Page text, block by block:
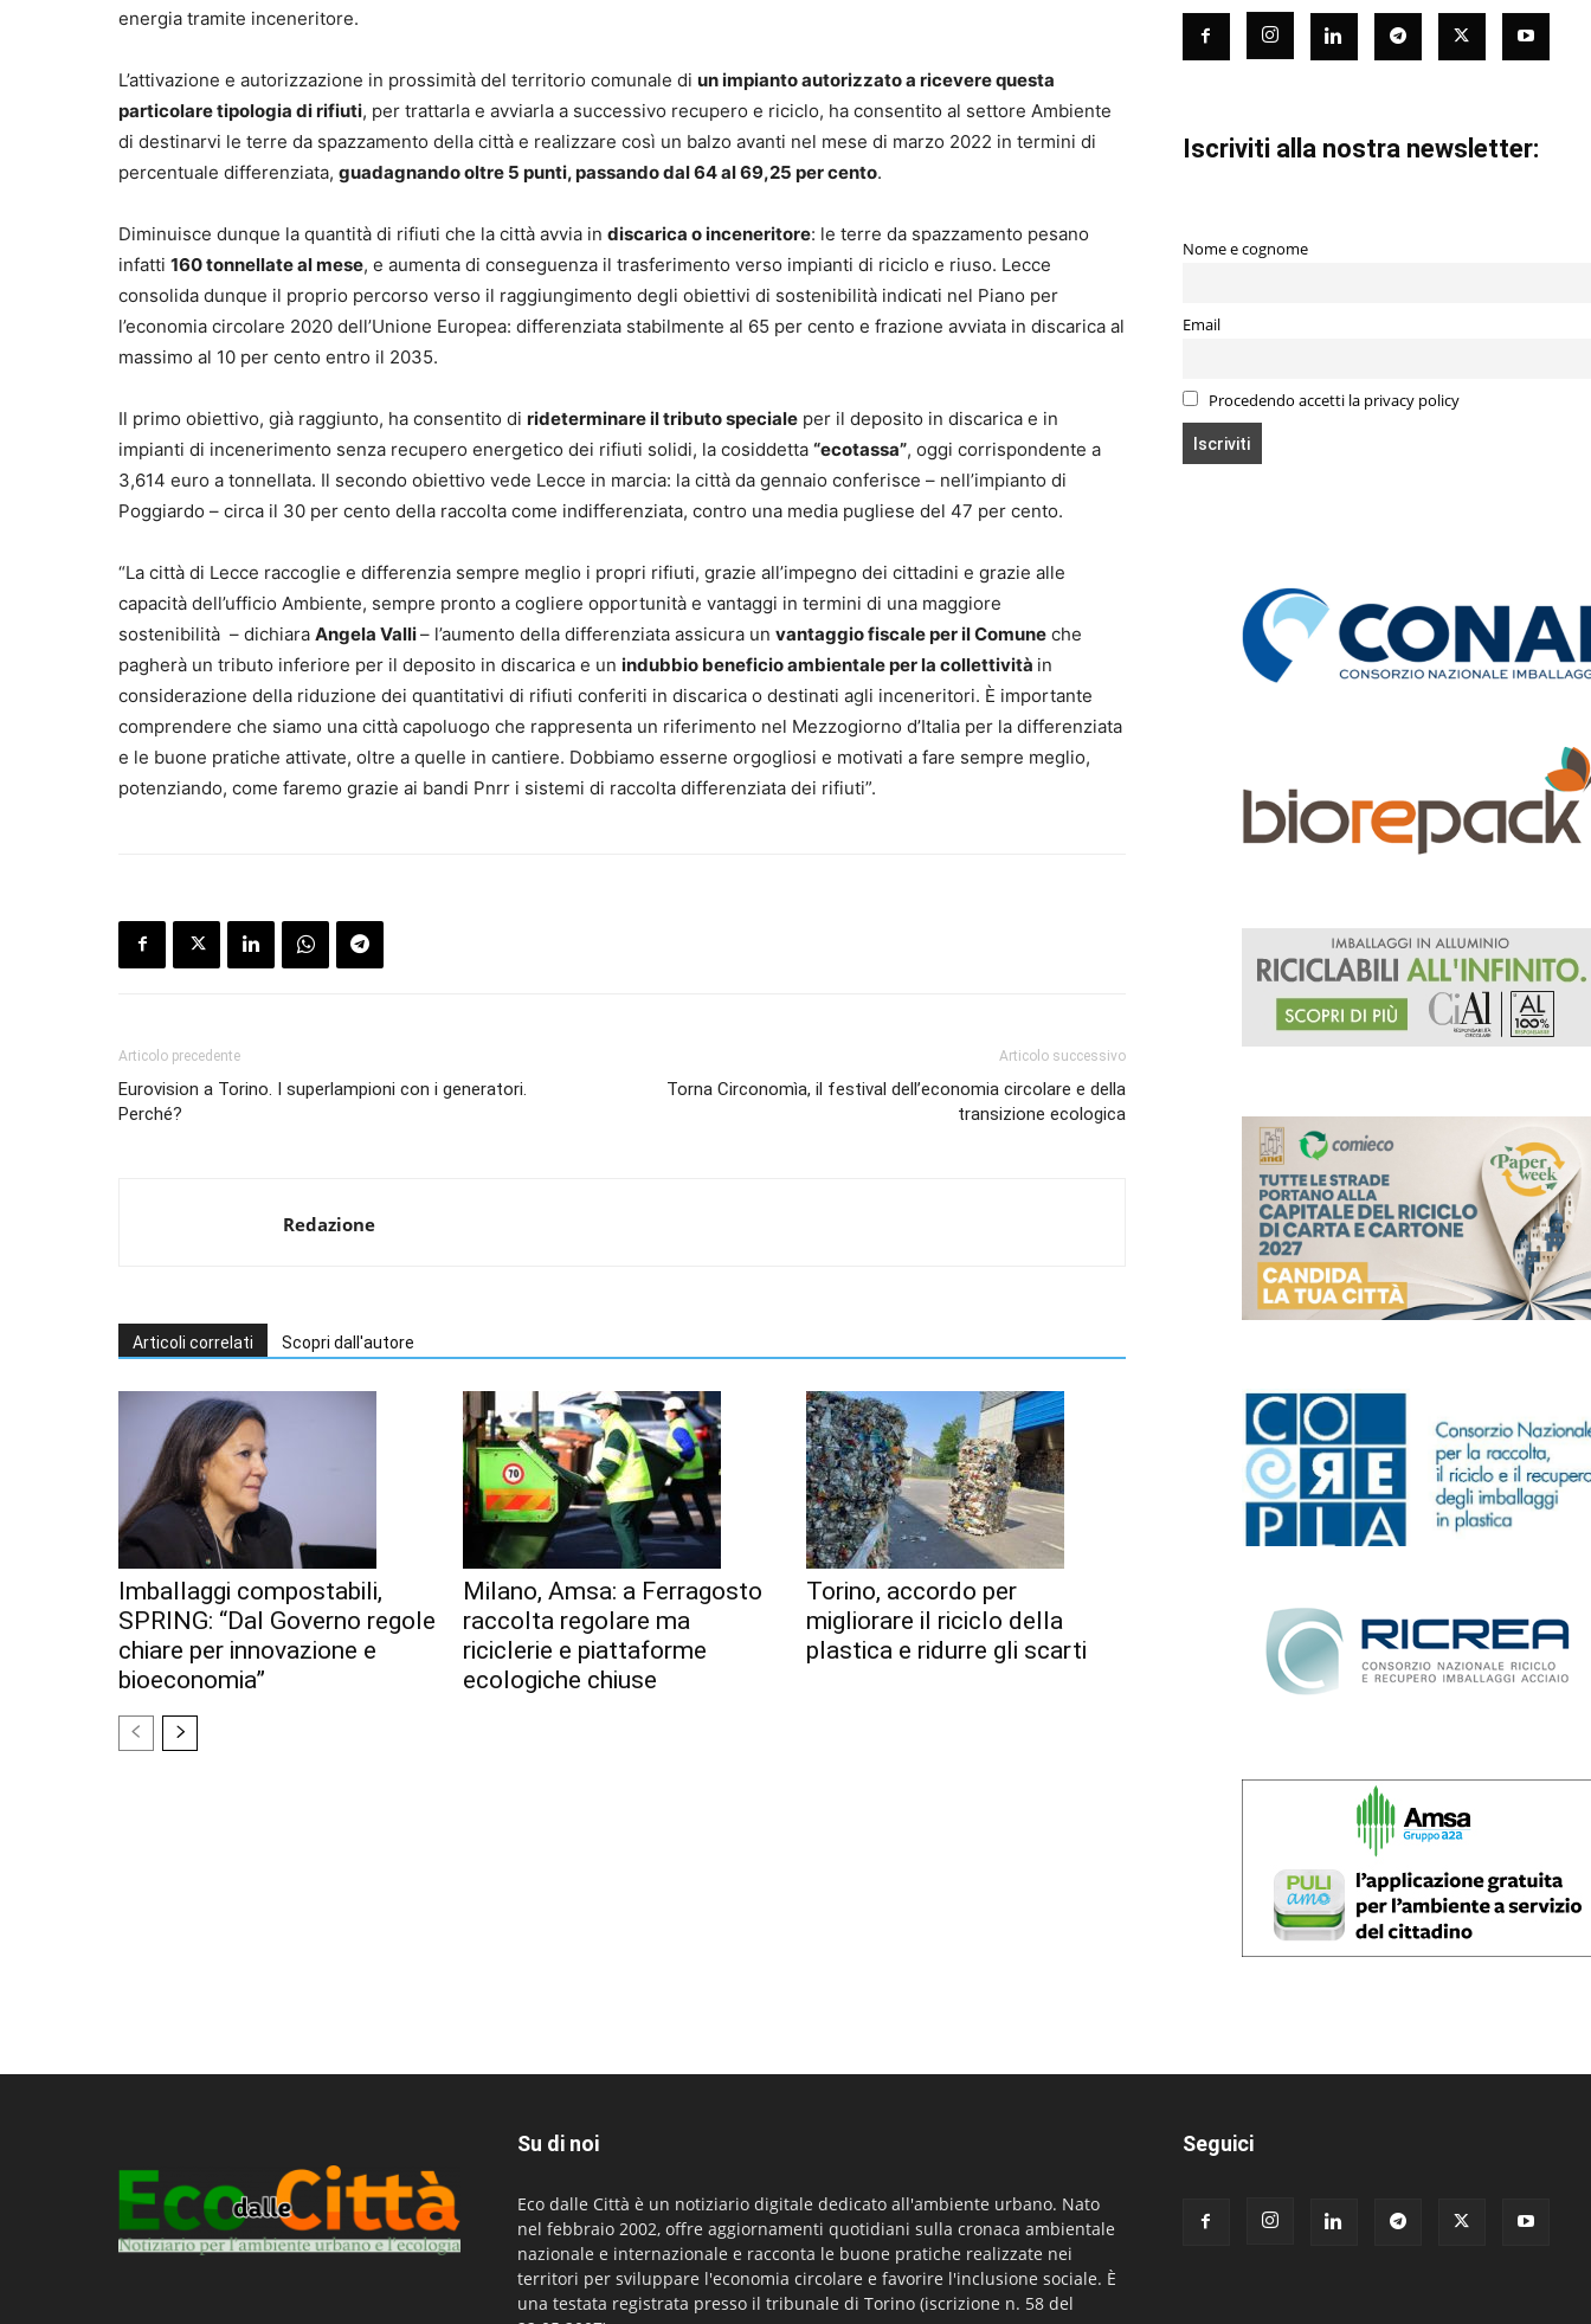
energia tramite inceneritore.
L’attivazione e autorizzazione in prossimità del territorio comunale di un impianto autorizzato a ricevere questa
particolare tipologia di rifiuti, per trattarla e avviarla a successivo recupero e riciclo, ha consentito al settore Ambiente
di destinarvi le terre da spazzamento della città e realizzare così un balzo avanti nel mese di marzo 2022 in termini di
percentuale differenziata, guadagnando oltre 5 punti, passando dal 64 al 69,25 per cento.
Diminuisce dunque la quantità di rifiuti che la città avvia in discarica o inceneritore: le terre da spazzamento pesano
infatti 160 tonnellate al mese, e aumenta di conseguenza il trasferimento verso impianti di riciclo e riuso. Lecce
consolida dunque il proprio percorso verso il raggiungimento degli obiettivi di sostenibilità indicati nel Piano per
l’economia circolare 2020 dell’Unione Europea: differenziata stabilmente al 65 per cento e frazione avviata in discarica al
massimo al 10 per cento entro il 2035.
Il primo obiettivo, già raggiunto, ha consentito di rideterminare il tributo speciale per il deposito in discarica e in
impianti di incenerimento senza recupero energetico dei rifiuti solidi, la cosiddetta “ecotassa”, oggi corrispondente a
3,614 euro a tonnellata. Il secondo obiettivo vede Lecce in marcia: la città da gennaio conferisce – nell’impianto di
Poggiardo – circa il 30 per cento della raccolta come indifferenziata, contro una media pugliese del 47 per cento.
“La città di Lecce raccoglie e differenzia sempre meglio i propri rifiuti, grazie all’impegno dei cittadini e grazie alle
capacità dell’ufficio Ambiente, sempre pronto a cogliere opportunità e vantaggi in termini di una maggiore
sostenibilità – dichiara Angela Valli– l’aumento della differenziata assicura un vantaggio fiscale per il Comune che
pagherà un tributo inferiore per il deposito in discarica e un indubbio beneficio ambientale per la collettività in
considerazione della riduzione dei quantitativi di rifiuti conferiti in discarica o destinati agli inceneritori. È importante
comprendere che siamo una città capoluogo che rappresenta un riferimento nel Mezzogiorno d’Italia per la differenziata
e le buone pratiche attivate, oltre a quelle in cantiere. Dobbiamo esserne orgogliosi e motivati a fare sempre meglio,
potenziando, come faremo grazie ai bandi Pnrr i sistemi di raccolta differenziata dei rifiuti”.
Articolo precedente
Eurovision a Torino. I superlampioni con i generatori.
Perché?
Articolo successivo
Torna Circonomìa, il festival dell’economia circolare e della
transizione ecologica
Redazione
Articoli correlati Scopri dall'autore
Imballaggi compostabili,
SPRING: “Dal Governo regole
chiare per innovazione e
bioeconomia”
Milano, Amsa: a Ferragosto
raccolta regolare ma
riciclerie e piattaforme
ecologiche chiuse
Torino, accordo per
migliorare il riciclo della
plastica e ridurre gli scarti
Iscriviti alla nostra newsletter:
Nome e cognome
Email
Procedendo accetti la privacy policy
Su di noi
Eco dalle Città è un notiziario digitale dedicato all'ambiente urbano. Nato
nel febbraio 2002, offre aggiornamenti quotidiani sulla cronaca ambientale
nazionale e internazionale e racconta le buone pratiche realizzate nei
territori per sviluppare l'economia circolare e favorire l'inclusione sociale. È
una testata registrata presso il tribunale di Torino (iscrizione n. 58 del
Seguici